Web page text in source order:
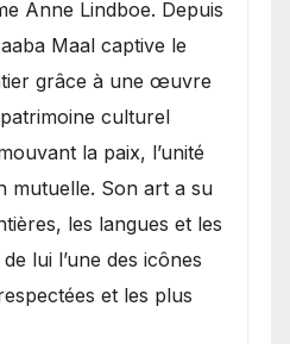
Anne Lindboe. Depuis
Maal captive le
grâce à une œuvre
culturel
la paix, l’unité
mutuelle. Son art a su
les langues et les
lui l’une des icônes
et les plus